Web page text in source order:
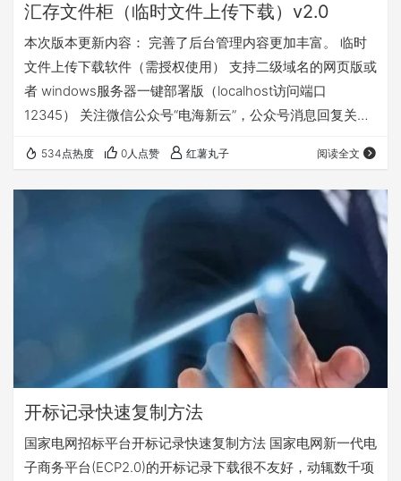
汇存文件柜（临时文件上传下载）v2.0
本次版本更新内容： 完善了后台管理内容更加丰富。 临时
文件上传下载软件（需授权使用） 支持二级域名的网页版或
者 windows服务器一键部署版（localhost访问端口
12345） 关注微信公众号“电海新云”，公众号消息回复关键
534点热度 0人点赞 红薯丸子 阅读全文
开标记录快速复制方法
国家电网招标平台开标记录快速复制方法 国家电网新一代电
子商务平台(ECP2.0)的开标记录下载很不友好，动辄数千项